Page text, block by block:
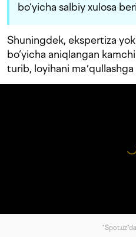
bo‘yicha salbiy xulosa
Shuningdek, ekspertiza
bo‘yicha aniqlangan
turib, loyihani maʼqullashga